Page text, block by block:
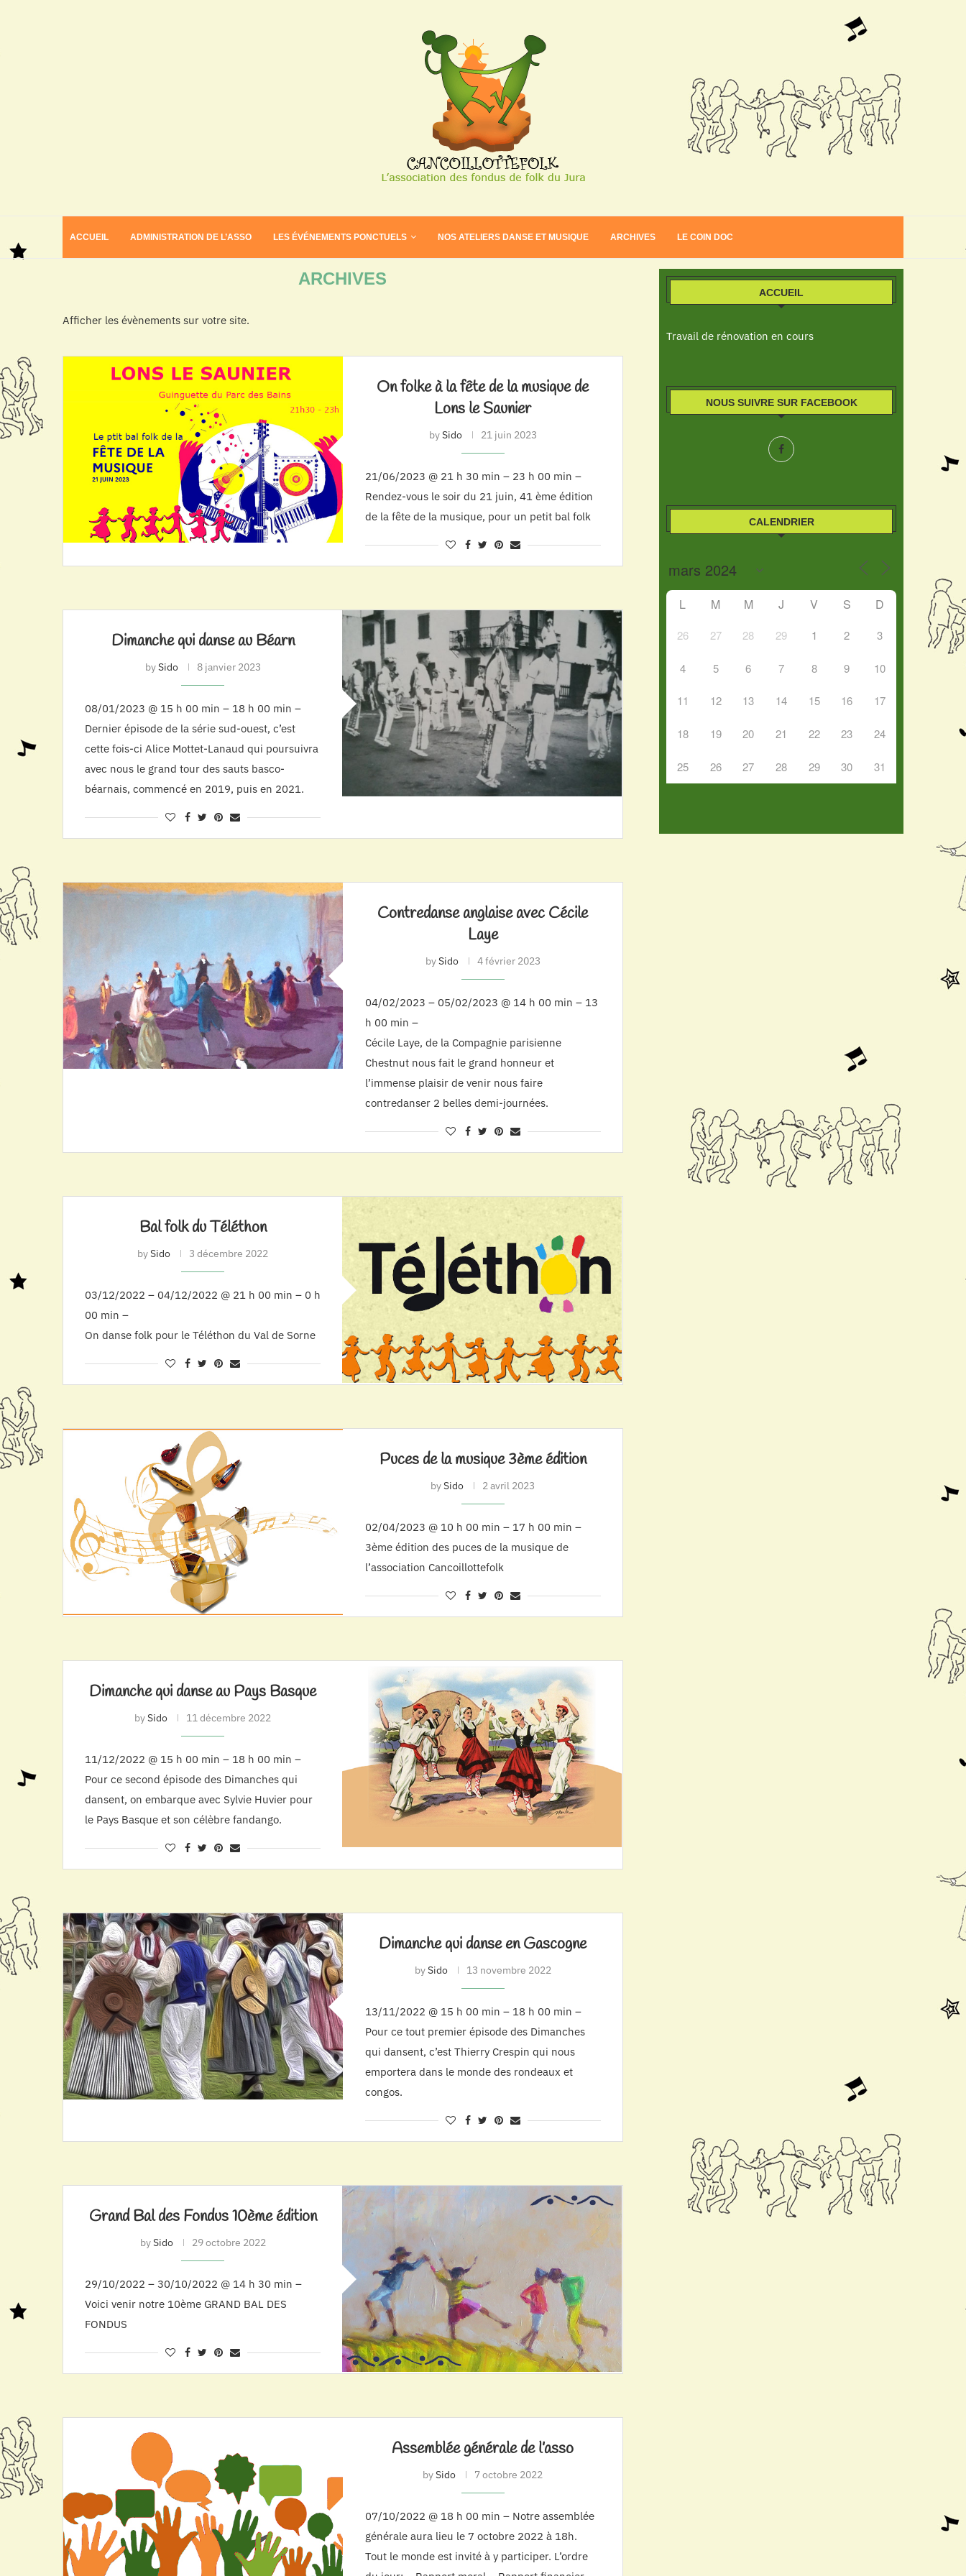
ACCUEIL ADMINISTRATION DE L’ASSO LES ÉVÉNEMENTS PONCTUELS NOS ATELIERS DANSE ET MUSIQUE ARCHIVES LE COIN DOC
ARCHIVES
Afficher les évènements sur votre site.
On folke à la fête de la musique de
Lons le Saunier
bySido 21 juin 2023
21/06/2023 @ 21 h 30 min – 23 h 00 min –
Rendez-vous le soir du 21 juin, 41 ème édition
de la fête de la musique, pour un petit bal folk
Dimanche qui danse au Béarn
bySido 8 janvier 2023
08/01/2023 @ 15 h 00 min – 18 h 00 min –
Dernier épisode de la série sud-ouest, c’est
cette fois-ci Alice Mottet-Lanaud qui poursuivra
avec nous le grand tour des sauts basco-
béarnais, commencé en 2019, puis en 2021.
Contredanse anglaise avec Cécile
Laye
bySido 4 février 2023
04/02/2023 – 05/02/2023 @ 14 h 00 min – 13
h 00 min –
Cécile Laye, de la Compagnie parisienne
Chestnut nous fait le grand honneur et
l’immense plaisir de venir nous faire
contredanser 2 belles demi-journées.
Bal folk du Téléthon
bySido 3 décembre 2022
03/12/2022 – 04/12/2022 @ 21 h 00 min – 0 h
00 min –
On danse folk pour le Téléthon du Val de Sorne
Puces de la musique 3ème édition
bySido 2 avril 2023
02/04/2023 @ 10 h 00 min – 17 h 00 min –
3ème édition des puces de la musique de
l’association Cancoillottefolk
Dimanche qui danse au Pays Basque
bySido 11 décembre 2022
11/12/2022 @ 15 h 00 min – 18 h 00 min –
Pour ce second épisode des Dimanches qui
dansent, on embarque avec Sylvie Huvier pour
le Pays Basque et son célèbre fandango.
Dimanche qui danse en Gascogne
bySido 13 novembre 2022
13/11/2022 @ 15 h 00 min – 18 h 00 min –
Pour ce tout premier épisode des Dimanches
qui dansent, c’est Thierry Crespin qui nous
emportera dans le monde des rondeaux et
congos.
Grand Bal des Fondus 10ème édition
bySido 29 octobre 2022
29/10/2022 – 30/10/2022 @ 14 h 30 min –
Voici venir notre 10ème GRAND BAL DES
FONDUS
Assemblée générale de l’asso
bySido 7 octobre 2022
07/10/2022 @ 18 h 00 min – Notre assemblée
générale aura lieu le 7 octobre 2022 à 18h.
Tout le monde est invité à y participer. L’ordre
ACCUEIL
Travail de rénovation en cours
NOUS SUIVRE SUR FACEBOOK
CALENDRIER
L M M J V S D
26 27 28 29 1 2 3
4 5 6 7 8 9 10
11 12 13 14 15 16 17
18 19 20 21 22 23 24
25 26 27 28 29 30 31